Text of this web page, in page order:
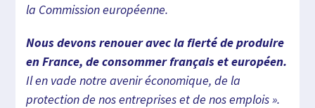
la Commission européenne.
Nous devons renouer avec la fierté de produire
en France, de consommer français et européen.
Il en vade notre avenir économique, de la
protection de nos entreprises et de nos emplois ».